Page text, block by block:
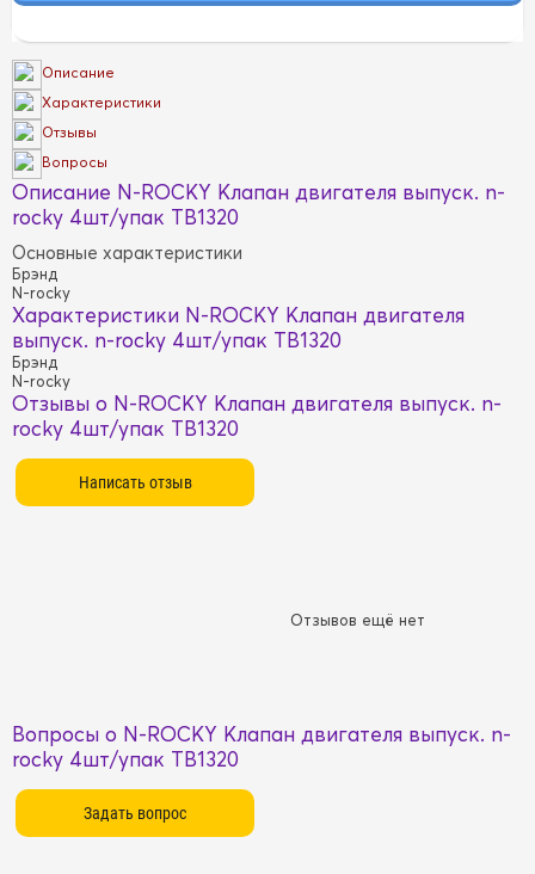
Описание
Характеристики
Отзывы
Вопросы
Описание N-ROCKY Клапан двигателя выпуск. n-
rocky 4шт/упак TB1320
Основные характеристики
Брэнд
N-rocky
Характеристики N-ROCKY Клапан двигателя
выпуск. n-rocky 4шт/упак TB1320
Брэнд
N-rocky
Отзывы о N-ROCKY Клапан двигателя выпуск. n-
rocky 4шт/упак TB1320
Отзывов ещё нет
Вопросы о N-ROCKY Клапан двигателя выпуск. n-
rocky 4шт/упак TB1320